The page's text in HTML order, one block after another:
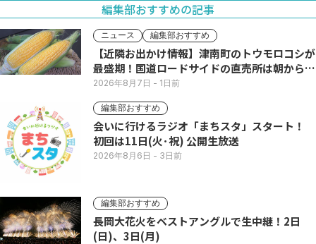
編集部おすすめの記事
ニュース 編集部おすすめ
【近隣お出かけ情報】津南町のトウモロコシが
最盛期！国道ロードサイドの直売所は朝から長
い列
2026年8月7日 - 1日前
編集部おすすめ
会いに行けるラジオ「まちスタ」スタート！
初回は11日(火･祝) 公開生放送
2026年8月6日 - 3日前
編集部おすすめ
長岡大花火をベストアングルで生中継！2日
(日)、3日(月)